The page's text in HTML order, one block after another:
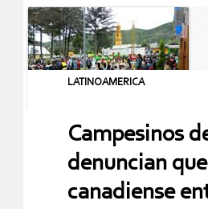
LATINOAMERICA
Campesinos
denuncian
canadiense